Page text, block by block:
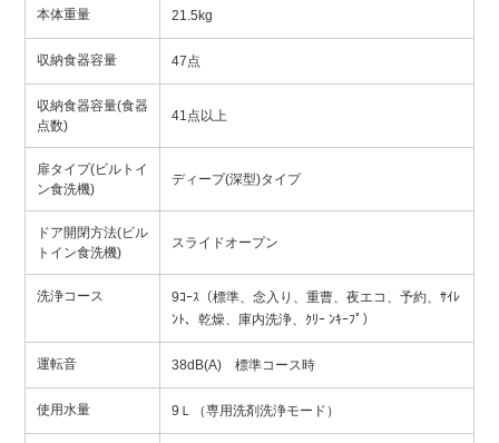
本体重量 21.5kg
収納食器容量 47点
収納食器容量(食器
点数)
41点以上
扉タイプ(ビルトイ
ン食洗機)
ディープ(深型)タイプ
ドア開閉方法(ビル
トイン食洗機)
スライドオープン
洗浄コース
9ｺｰｽ（標準、念入り、重曹、夜エコ、予約、ｻｲﾚ
ﾝﾄ、乾燥、庫内洗浄、ｸﾘｰ ﾝｷｰﾌﾟ）
運転音 38dB(A) 標準コース時
使用水量 9Ｌ（専用洗剤洗浄モード）